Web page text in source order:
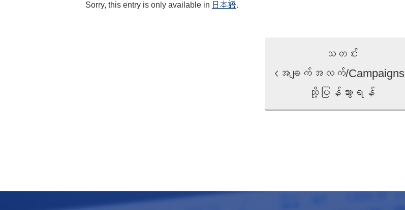
Sorry, this entry is only available in 日本語.
သတင်း
အချက်အလက်/Campaigns
သို့ပြန်သွားရန်